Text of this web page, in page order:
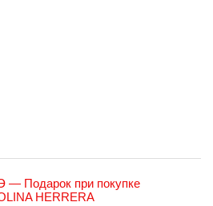
Подарок при покупке
HERRERA